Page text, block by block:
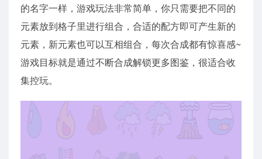
的名字一样，游戏玩法非常简单，你只需要把不同的
元素放到格子里进行组合，合适的配方即可产生新的
元素，新元素也可以互相组合，每次合成都有惊喜感~
游戏目标就是通过不断合成解锁更多图鉴，很适合收
集控玩。